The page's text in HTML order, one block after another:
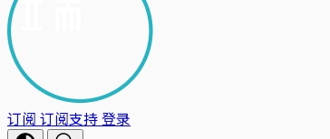
订阅 订阅支持登录